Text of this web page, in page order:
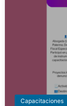
Capacitaciones